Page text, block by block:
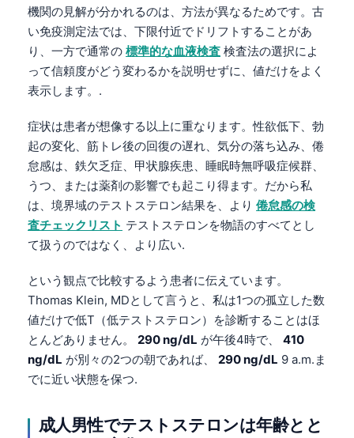
機関の見解が分かれるのは、方法が異なるためです。古
い免疫測定法では、下限付近でドリフトすることがあ
り、一方で通常の 標準的な血液検査 検査法の選択によ
って信頼度がどう変わるかを説明せずに、値だけをよく
表示します。.
症状は患者が想像する以上に重なります。性欲低下、勃
起の変化、筋トレ後の回復の遅れ、気分の落ち込み、倦
怠感は、鉄欠乏症、甲状腺疾患、睡眠時無呼吸症候群、
うつ、または薬剤の影響でも起こり得ます。だから私
は、境界域のテストステロン結果を、より 倦怠感の検
査チェックリスト テストステロンを物語のすべてとし
て扱うのではなく、より広い.
という観点で比較するよう患者に伝えています。
Thomas Klein, MDとして言うと、私は1つの孤立した数
値だけで低T（低テストステロン）を診断することはほ
とんどありません。 290 ng/dL が午後4時で、 410
ng/dL が別々の2つの朝であれば、 290 ng/dL 9 a.m.ま
でに近い状態を保つ.
成人男性でテストステロンは年齢とと